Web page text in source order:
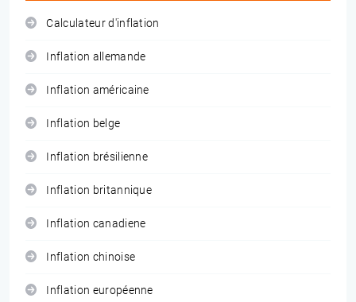
Calculateur d'inflation
Inflation allemande
Inflation américaine
Inflation belge
Inflation brésilienne
Inflation britannique
Inflation canadiene
Inflation chinoise
Inflation européenne